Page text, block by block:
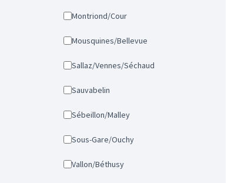
Montriond/Cour
Mousquines/Bellevue
Sallaz/Vennes/Séchaud
Sauvabelin
Sébeillon/Malley
Sous-Gare/Ouchy
Vallon/Béthusy